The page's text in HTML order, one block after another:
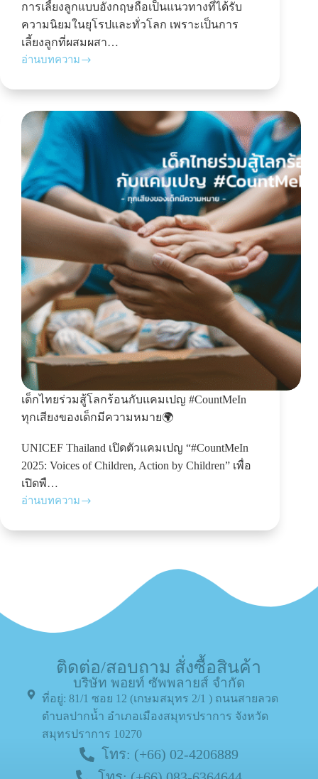
การเลี้ยงลูกแบบอังกฤษถือเป็นแนวทางที่ได้รับ
ความนิยมในยุโรปและทั่วโลก เพราะเป็นการ
เลี้ยงลูกที่ผสมผสา…
อ่านบทความ
เด็กไทยร่วมสู้โลกร้อนกับแคมเปญ #CountMeIn
ทุกเสียงของเด็กมีความหมาย🌍
UNICEF Thailand เปิดตัวแคมเปญ “#CountMeIn
2025: Voices of Children, Action by Children” เพื่อ
เปิดพื…
อ่านบทความ
ติดต่อ/สอบถาม สั่งซื้อสินค้า
บริษัท พอยท์ ซัพพลายส์ จำกัด
ที่อยู่: 81/1 ซอย 12 (เกษมสมุทร 2/1 ) ถนนสายลวด
ตำบลปากน้ำ อำเภอเมืองสมุทรปราการ จังหวัด
สมุทรปราการ 10270
โทร: (+66) 02-4206889